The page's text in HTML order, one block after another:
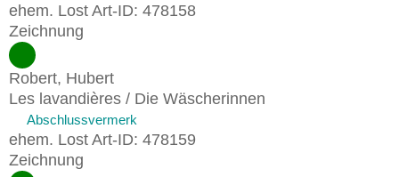
ehem. Lost Art-ID: 478158
Zeichnung
Robert, Hubert
Les lavandières / Die Wäscherinnen
Abschlussvermerk
ehem. Lost Art-ID: 478159
Zeichnung